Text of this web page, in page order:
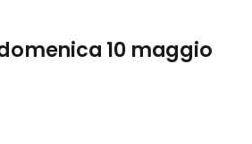
10 maggio